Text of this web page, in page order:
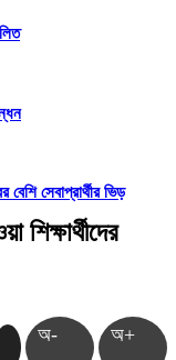
সেবাপ্রার্থীর ভিড়
অ- অ+